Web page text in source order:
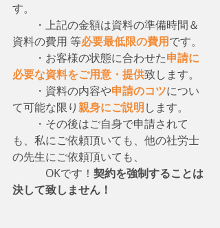
す。
・上記の金額は資料の準備時間＆
資料の費用 等必要最低限の費用です。
・お客様の状態に合わせた申請に
必要な資料をご用意・提供致します。
・資料の内容や申請のコツについ
て可能な限り親身にご説明します。
・その後はご自身で申請されて
も、私にご依頼頂いても、他の社労士
の先生にご依頼頂いても、
OKです！ 契約を強制することは
決して致しません！